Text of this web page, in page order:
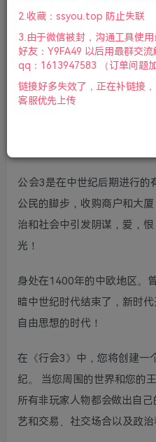
标|2022年7月16号更新
版本2介绍：v1.0.7联机版
公会3是在中世纪后期进行的
公民的脚步，收购商户和大
治和社会中引发阴谋，爱，
光！
身处在1400年的中欧地区。
暗中世纪时代结束了，新时
自由思想的时代！
在《行会3》中，您将创建一
纪。 当您周围的世界和您的
所有非玩家人物都会做出自
艺和交易、社交场合以及政治
2.收藏：ssyou.top 防止失联
3.由于微信被封，沟通工具使
好友：Y9FA49 以后用最群交
qq：1613947583 （订单问题
链接好多失效了，正在补链接
客服优先上传